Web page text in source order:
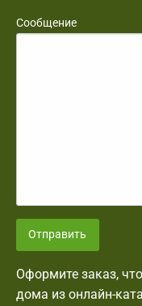
Сообщение
Отправить
Оформите заказ,
дома из онлайн-